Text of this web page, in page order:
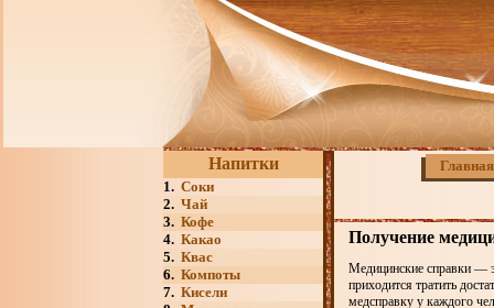
Напитки
1. Соки
2. Чай
3. Кофе
4. Какао
5. Квас
6. Компоты
7. Кисели
Главная
Получение
Медицинские справки —
приходится тратить
медсправку у каждого